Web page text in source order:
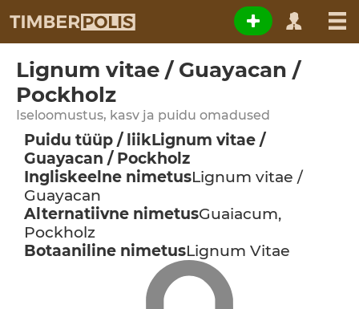
Lignum vitae / Guayacan /
Pockholz
Iseloomustus, kasv ja puidu omadused
Puidu tüüp / liikLignum vitae /
Guayacan / Pockholz
Ingliskeelne nimetusLignum vitae /
Guayacan
Alternatiivne nimetusGuaiacum,
Pockholz
Botaaniline nimetusLignum Vitae